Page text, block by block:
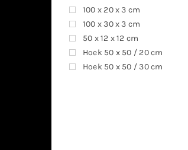
100 x 20 x 3 cm
100 x 30 x 3 cm
50 x 12 x 12 cm
Hoek 50 x 50 / 20 cm
Hoek 50 x 50 / 30 cm